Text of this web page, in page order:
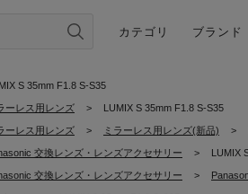
カテゴリ ブランド
S 35mm F1.8 S-S35
ーレス用レンズ > LUMIX S 35mm F1.8 S-S35
ーレス用レンズ > ミラーレス用レンズ(新品) >
交換レンズ・レンズアクセサリー > LUMIX
交換レンズ・レンズアクセサリー >